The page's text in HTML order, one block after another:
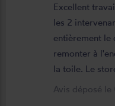
Excellent
les 2
entièrement le
remonter à
la toile. Le
neuf,
Avis déposé